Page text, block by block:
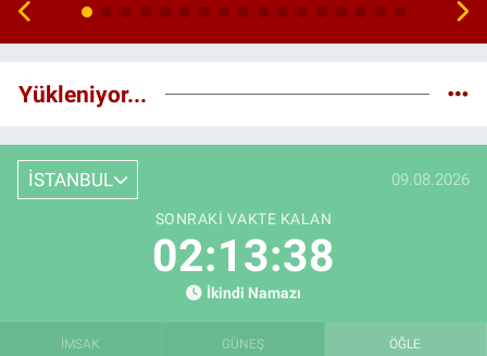
Yükleniyor...
İSTANBUL 09.08.2026
SONRAKI VAKTE KALAN
02:13:37
İkindi Namazı
İMSAK GÜNEŞ ÖĞLE